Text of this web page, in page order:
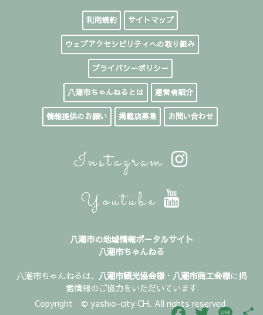
利用規約 サイトマップ
ウェブアクセシビリティへの取り組み
プライバシーポリシー
八潮市ちゃんねるとは 運営者紹介
情報提供のお願い 掲載店募集 お問い合わせ
Instagram
Youtube
八潮市の地域情報ポータルサイト
八潮市ちゃんねる
八潮市ちゃんねるは、 八潮市観光協会様・ 八潮市商工会様に掲
載情報のご協力をいただいています
Copyright © yashio-city CH. All rights reserved.
Facebook
TwitterLine